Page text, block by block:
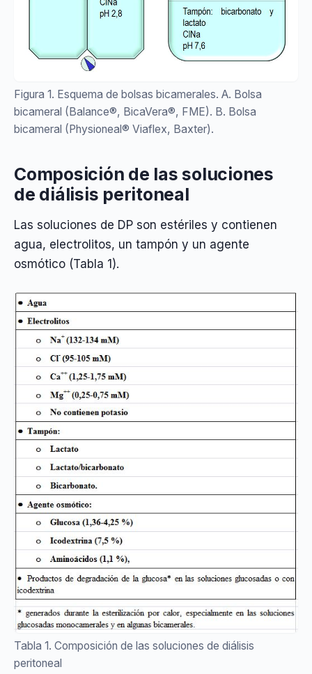
Figura 1. Esquema de bolsas bicamerales. A. Bolsa
bicameral (Balance®, BicaVera®, FME). B. Bolsa
bicameral (Physioneal® Viaflex, Baxter).
Composición de las soluciones
de diálisis peritoneal
Las soluciones de DP son estériles y contienen
agua, electrolitos, un tampón y un agente
osmótico (Tabla 1).
Tabla 1. Composición de las soluciones de diálisis
peritoneal